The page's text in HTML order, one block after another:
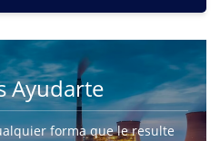
Ayudarte
forma que le resulte